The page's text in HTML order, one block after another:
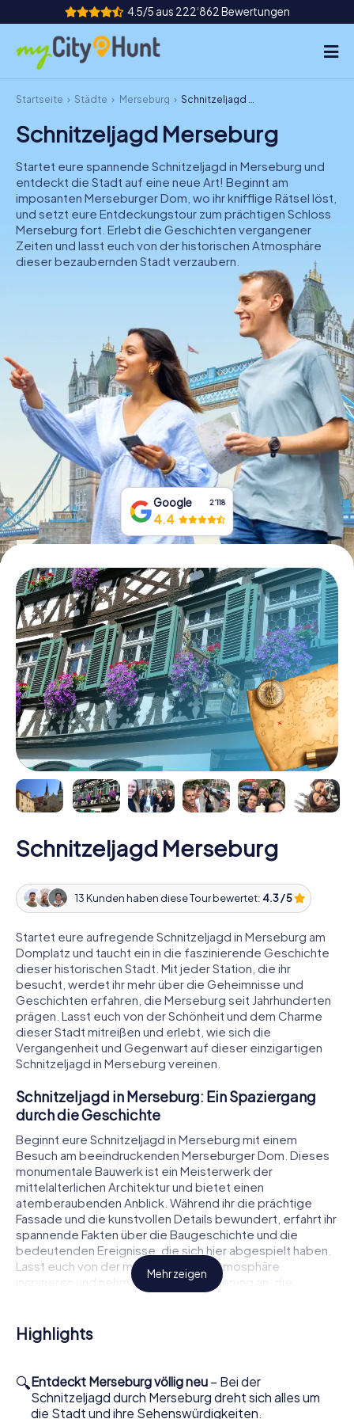
4.5/5 aus 222‘862 Bewertungen
So funktioniert's
Städte
Touren
Teamevent
Tickets
DE
IE
NL
Tickets buchen
Gutscheine bestellen
Startseite Städte Merseburg Schnitzeljagd Merseburg
Schnitzeljagd Merseburg
Startet eure spannende Schnitzeljagd in Merseburg und
entdeckt die Stadt auf eine neue Art! Beginnt am
imposanten Merseburger Dom, wo ihr knifflige Rätsel löst,
und setzt eure Entdeckungstour zum prächtigen Schloss
Merseburg fort. Erlebt die Geschichten vergangener
Zeiten und lasst euch von der historischen Atmosphäre
dieser bezaubernden Stadt verzaubern.
Google 2‘118
4.4
Schnitzeljagd Merseburg
13 Kunden haben diese Tour bewertet: 4.3 / 5
Startet eure aufregende Schnitzeljagd in Merseburg am
Domplatz und taucht ein in die faszinierende Geschichte
dieser historischen Stadt. Mit jeder Station, die ihr
besucht, werdet ihr mehr über die Geheimnisse und
Geschichten erfahren, die Merseburg seit Jahrhunderten
prägen. Lasst euch von der Schönheit und dem Charme
dieser Stadt mitreißen und erlebt, wie sich die
Vergangenheit und Gegenwart auf dieser einzigartigen
Schnitzeljagd in Merseburg vereinen.
Schnitzeljagd in Merseburg: Ein Spaziergang
durch die Geschichte
Beginnt eure Schnitzeljagd in Merseburg mit einem
Besuch am beeindruckenden Merseburger Dom. Dieses
monumentale Bauwerk ist ein Meisterwerk der
mittelalterlichen Architektur und bietet einen
atemberaubenden Anblick. Während ihr die prächtige
Fassade und die kunstvollen Details bewundert, erfahrt ihr
spannende Fakten über die Baugeschichte und die
bedeutenden Ereignisse, die sich hier abgespielt haben.
Lasst euch von der majestätischen Atmosphäre
inspirieren und nehmt die Herausforderung an, die
Geheimnisse des Doms zu entschlüsseln.
Setzt eure Schnitzeljagd fort und entdeckt das Schloss
Merseburg, das majestätisch über der Stadt thront.
wunderschönen Gartenanlage, erzählt die Geschichten
von Königen und Herzögen, die hier einst residierten.
Während ihr die Außenanlagen erkundet, könnt ihr euch in
Mehr zeigen
Highlights
🔍Entdeckt Merseburg völlig neu – Bei der
Schnitzeljagd durch Merseburg dreht sich alles um
die Stadt und ihre Sehenswürdigkeiten.